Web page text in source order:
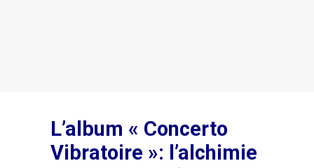
L’album « Concerto
Vibratoire »: l’alchimie